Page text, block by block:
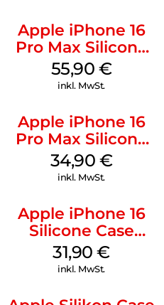
Apple iPhone 16
Pro Max Silicone
Case MagSafe
Stone Gray
55,90 €
inkl. MwSt.
Apple iPhone 16
Pro Max Silicone
Case MagSafe
Denim
34,90 €
inkl. MwSt.
Apple iPhone 16
Silicone Case
MagSafe Fuchsia
31,90€
inkl. MwSt.